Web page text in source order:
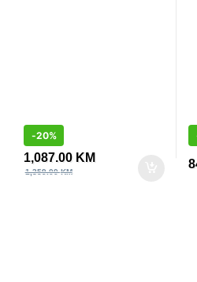
-20%
1,087.00 KM
1,359.00KM